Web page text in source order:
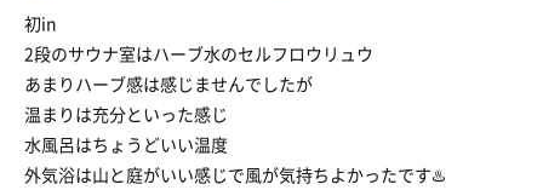
初in
2段のサウナ室はハーブ水のセルフロウリュウ
あまりハーブ感は感じませんでしたが
温まりは充分といった感じ
水風呂はちょうどいい温度
外気浴は山と庭がいい感じで風が気持ちよかったです♨️